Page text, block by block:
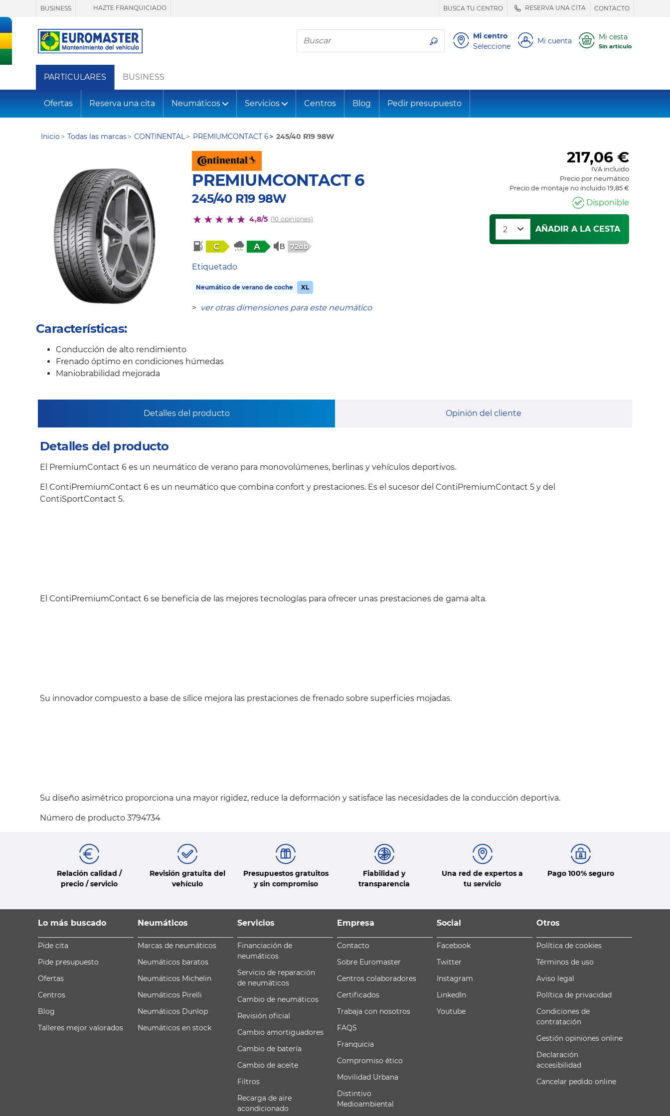
BUSINESS HAZTE FRANQUICIADO BUSCA TU CENTRO RESERVA UNA CITA CONTACTO
Busca tu neumático
Mi centro
Seleccione
Mi cuenta Mi cesta
Sin artículo
PARTICULARES BUSINESS
Ofertas Reserva una cita Neumáticos Servicios Centros Blog Pedir presupuesto
Inicio Todas las marcas CONTINENTAL PREMIUMCONTACT 6 245/40 R19 98W
PREMIUMCONTACT 6
245/40 R19 98W
4,8/5 (10 opiniones)
C A 72db
Etiquetado
Neumático de verano de coche XL
> ver otras dimensiones para este neumático
217,06 €
IVA incluido
Precio por neumático
Precio de montaje no incluido 19,85 €
Disponible
AÑADIR A LA CESTA
Características:
Conducción de alto rendimiento
Frenado óptimo en condiciones húmedas
Maniobrabilidad mejorada
Detalles del producto Opinión del cliente
Detalles del producto
El PremiumContact 6 es un neumático de verano para monovolúmenes, berlinas y vehículos deportivos.
El ContiPremiumContact 6 es un neumático que combina confort y prestaciones. Es el sucesor del ContiPremiumContact 5 y del
ContiSportContact 5.
El ContiPremiumContact 6 se beneficia de las mejores tecnologías para ofrecer unas prestaciones de gama alta.
Su innovador compuesto a base de sílice mejora las prestaciones de frenado sobre superficies mojadas.
Su diseño asimétrico proporciona una mayor rigidez, reduce la deformación y satisface las necesidades de la conducción deportiva.
Número de producto 3794734
Relación calidad /
precio / servicio
Revisión gratuita del
vehículo
Presupuestos gratuitos
y sin compromiso
Fiabilidad y
transparencia
Una red de expertos a
tu servicio
Pago 100% seguro
Lo más buscado
Pide cita
Pide presupuesto
Ofertas
Centros
Blog
Talleres mejor valorados
Neumáticos
Marcas de neumáticos
Neumáticos baratos
Neumáticos Michelin
Neumáticos Pirelli
Neumáticos Dunlop
Neumáticos en stock
Servicios
Financiación de
neumáticos
Servicio de reparación
de neumáticos
Cambio de neumáticos
Revisión oficial
Cambio amortiguadores
Cambio de batería
Cambio de aceite
Filtros
Recarga de aire
acondicionado
Empresa
Contacto
Sobre Euromaster
Centros colaboradores
Certificados
Trabaja con nosotros
FAQS
Franquicia
Compromiso ético
Movilidad Urbana
Distintivo
Medioambiental
Social
Facebook
Twitter
Instagram
LinkedIn
Youtube
Otros
Política de cookies
Términos de uso
Aviso legal
Política de privacidad
Condiciones de
contratación
Gestión opiniones online
Declaración
accesibilidad
Cancelar pedido online